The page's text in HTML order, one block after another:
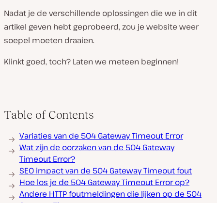
Nadat je de verschillende oplossingen die we in dit
artikel geven hebt geprobeerd, zou je website weer
soepel moeten draaien.
Klinkt goed, toch? Laten we meteen beginnen!
Table of Contents
Variaties van de 504 Gateway Timeout Error
Wat zijn de oorzaken van de 504 Gateway
Timeout Error?
SEO impact van de 504 Gateway Timeout fout
Hoe los je de 504 Gateway Timeout Error op?
Andere HTTP foutmeldingen die lijken op de 504